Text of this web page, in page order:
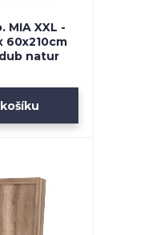
MIA XXL -
60x210cm
natur